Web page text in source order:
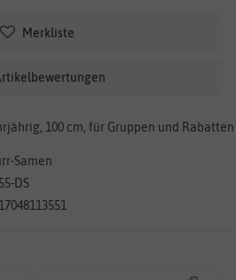
Merkliste
100 cm, für Gruppen und Rabatten
Samen
DS